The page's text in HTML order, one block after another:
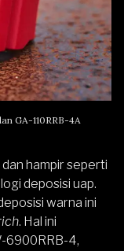
GA-110RRB-4A
hampir seperti
deposisi uap.
warna ini
. Hal ini
6900RRB-4,